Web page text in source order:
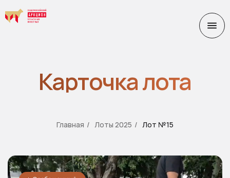
Главная / Лоты 2025 / Лот №15